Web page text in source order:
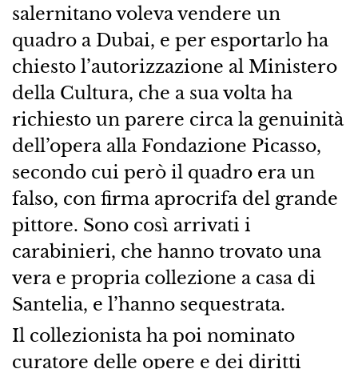
salernitano voleva vendere un
quadro a Dubai, e per esportarlo ha
chiesto l’autorizzazione al Ministero
della Cultura, che a sua volta ha
richiesto un parere circa la genuinità
dell’opera alla Fondazione Picasso,
secondo cui però il quadro era un
falso, con firma aprocrifa del grande
pittore. Sono così arrivati i
carabinieri, che hanno trovato una
vera e propria collezione a casa di
Santelia, e l’hanno sequestrata.
Il collezionista ha poi nominato
curatore delle opere e dei diritti